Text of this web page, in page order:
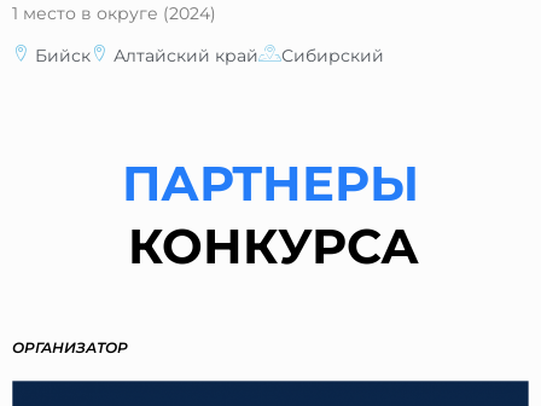
1 место в округе (2024)
Бийск Алтайский край Сибирский
ПАРТНЕРЫ
КОНКУРСА
ОРГАНИЗАТОР